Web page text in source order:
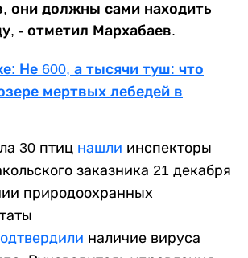
они должны сами находить
- отметил Мархабаев.
Не 600, а тысячи туш: что
мертвых лебедей в
30 птиц нашли инспекторы
заказника 21 декабря
природоохранных
наличие вируса